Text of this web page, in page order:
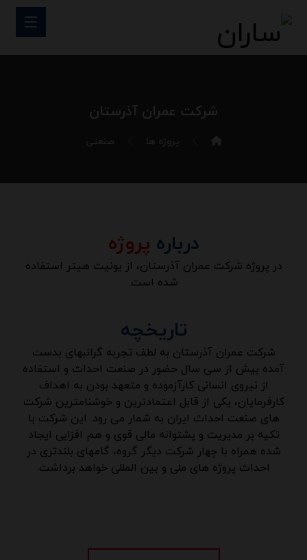
شرکت عمران آذرستان
صنعتی
درباره پروژه
در پروژه شرکت عمران آذرستان، از یونیت هیتر استفاده
شده است.
تاریخچه
شرکت عمران آذرستان به لطف تجربه گرانبهای بدست
آمده بیش از سی سال حضور در صنعت احداث و استفاده
از نیروی انسانی کارآزموده و متعهد بودن به اهداف
کارفرمایان، یکی از قابل اعتمادترین و خوشنامترین شرکت
های صنعت احداث ایران به شمار می رود. این شرکت با
تکیه بر مدیریت و پشتوانه مالی قوی و هم افزایی ایجاد
شده همراه با چهار شرکت دیگر گروه، گامهای بلندتری در
احداث پروژه های ملی و بین المللی خواهد برداشت.